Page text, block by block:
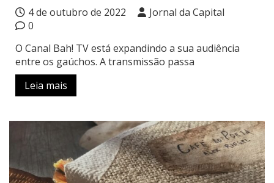
4 de outubro de 2022
Jornal da Capital
0
O Canal Bah! TV está expandindo a sua audiência
entre os gaúchos. A transmissão passa
Leia mais